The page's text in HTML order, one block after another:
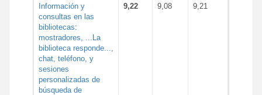
Información y
consultas en las
bibliotecas:
mostradores, ...La
biblioteca responde...,
chat, teléfono, y
sesiones
personalizadas de
búsqueda de
9,22 9,08 9,21